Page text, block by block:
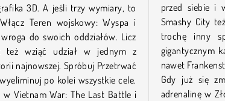
3D. A jeśli trzy wymiary, to
Teren wojskowy: Wyspa i
do swoich oddziałów. Licz
też wziąć udział w jednym z
najnowszej. Spróbuj Przetrwać
po kolei wszystkie cele.
Vietnam War: The Last Battle i
przed siebie i
Smashy City
trochę inny
gigantycznym
nawet
Gdy już się
adrenalinę w